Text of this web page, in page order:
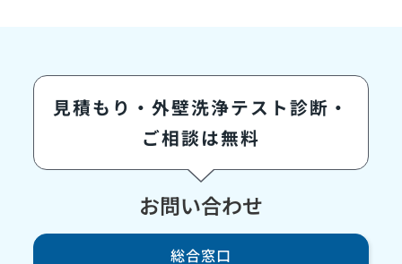
見積もり・外壁洗浄テスト診断・
ご相談は無料
お問い合わせ
総合窓口